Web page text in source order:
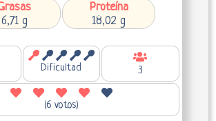
6,71 g
Proteína
18,02 g
Dificultad 3
(6 votos)